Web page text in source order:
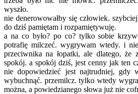
wyszło.
nie denerowowałby się człowiek.
do dziś pamiętam i rozpamiętywuję.
a na co było? po co? tylko sobie
potrafię milczeć. wygrywam wtedy. i
przeciwnika na łopatki, ale dlatego, że
spokój. a spokój dziś, jest cenny jak ten
nie dopowiedzieć jest najtrudniej, gdy
wybuchnąć. przemilcz. tylko wtedy
można, a powiedzianego słowa już nie